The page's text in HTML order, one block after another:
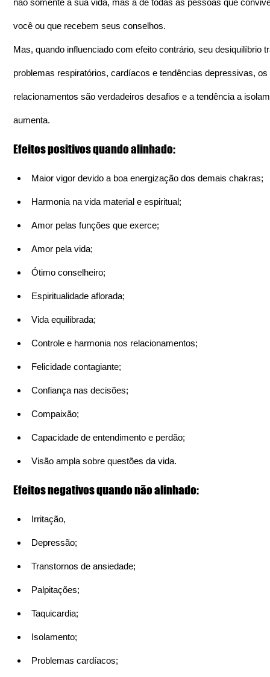
você ou que recebem seus conselhos.
Mas, quando influenciado com efeito contrário, seu desiquilíbrio
problemas respiratórios, cardíacos e tendências depressivas, os
relacionamentos são verdadeiros desafios e a tendência a
aumenta.
Efeitos positivos quando alinhado:
Maior vigor devido a boa energização dos demais chakras;
Harmonia na vida material e espiritual;
Amor pelas funções que exerce;
Amor pela vida;
Ótimo conselheiro;
Espiritualidade aflorada;
Vida equilibrada;
Controle e harmonia nos relacionamentos;
Felicidade contagiante;
Confiança nas decisões;
Compaixão;
Capacidade de entendimento e perdão;
Visão ampla sobre questões da vida.
Efeitos negativos quando não alinhado:
Irritação,
Depressão;
Transtornos de ansiedade;
Palpitações;
Taquicardia;
Isolamento;
Problemas cardíacos;